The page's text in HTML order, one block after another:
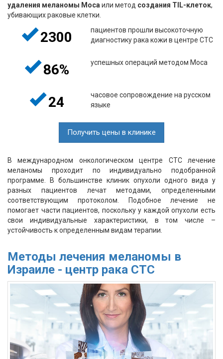
удаления меланомы Моса или метод создания TIL-клеток,
убивающих раковые клетки.
2300
пациентов прошли высокоточную
диагностику рака кожи в центре СТС
86% успешных операций методом Моса
24
часовое сопровождение на русском
языке
Получить цены в клинике
В международном онкологическом центре CTC лечение
меланомы проходит по индивидуально подобранной
программе. В большинстве клиник опухоли одного вида у
разных пациентов лечат методами, определенными
соответствующим протоколом. Подобное лечение не
помогает части пациентов, поскольку у каждой опухоли есть
свои индивидуальные характеристики, в том числе –
устойчивость к определенным видам терапии.
Методы лечения меланомы в
Израиле - центр рака СТС